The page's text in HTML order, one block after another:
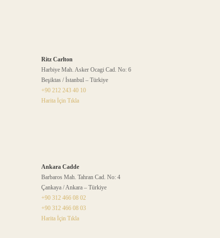
Ritz Carlton
Harbiye Mah. Asker Ocagi Cad. No: 6
Beşiktas / İstanbul – Türkiye
+90 212 243 40 10
Harita İçin Tıkla
Ankara Cadde
Barbaros Mah. Tahran Cad. No: 4
Çankaya / Ankara – Türkiye
+90 312 466 08 02
+90 312 466 08 03
Harita İçin Tıkla